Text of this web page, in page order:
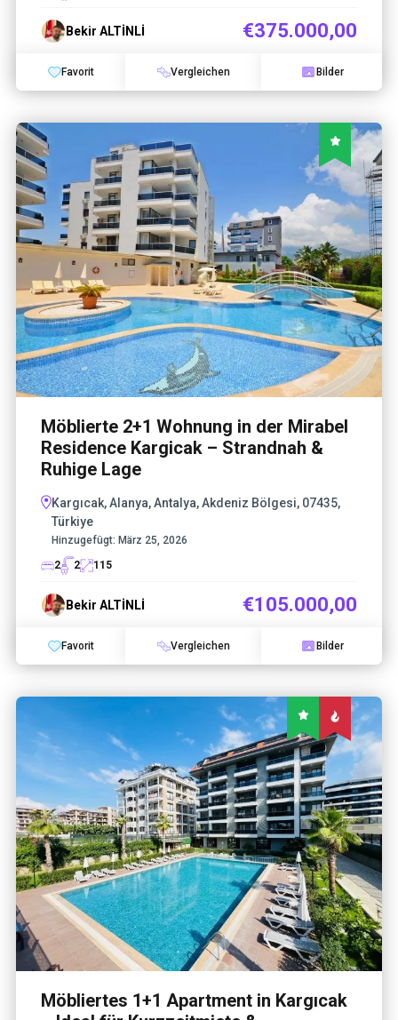
Bekir ALTİNLİ €375.000,00
Favorit Vergleichen Bilder
Möblierte 2+1 Wohnung in der Mirabel
Residence Kargicak – Strandnah &
Ruhige Lage
Kargıcak, Alanya, Antalya, Akdeniz Bölgesi, 07435,
Türkiye
Hinzugefügt: März 25, 2026
2
2 115
Bekir ALTİNLİ €105.000,00
Favorit Vergleichen Bilder
Möbliertes 1+1 Apartment in Kargıcak